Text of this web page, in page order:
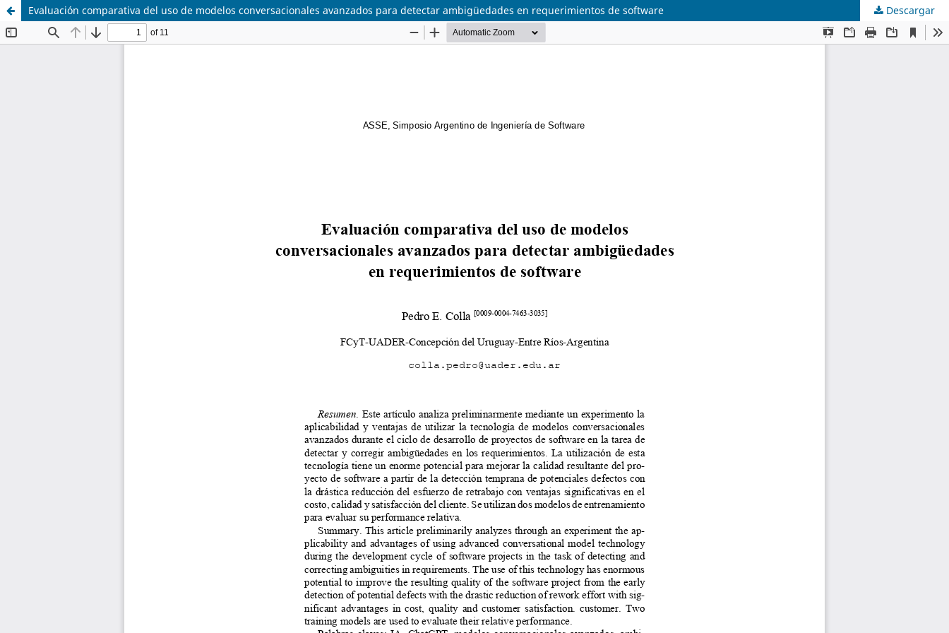
Evaluación comparativa del uso de modelos conversacionales avanzados para detectar ambigüedades en requerimientos de software Descargar